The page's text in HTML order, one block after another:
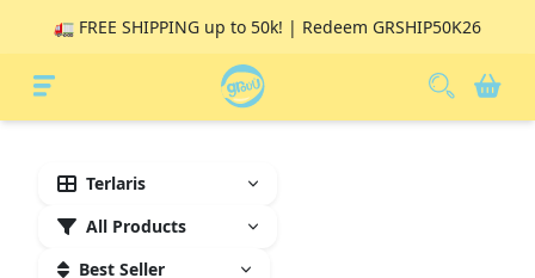
🚛 FREE SHIPPING up to 50k! | Redeem GRSHIP50K26
Category